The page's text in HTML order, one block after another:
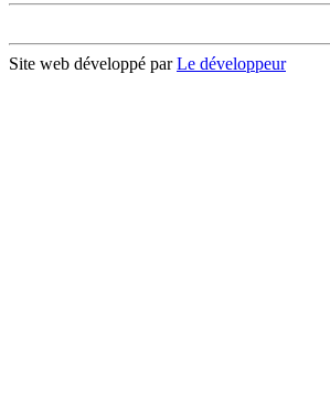
Site web développé parLe développeur